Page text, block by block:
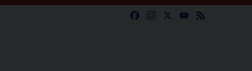
Facebook
Instagram
X YouTube
Feed